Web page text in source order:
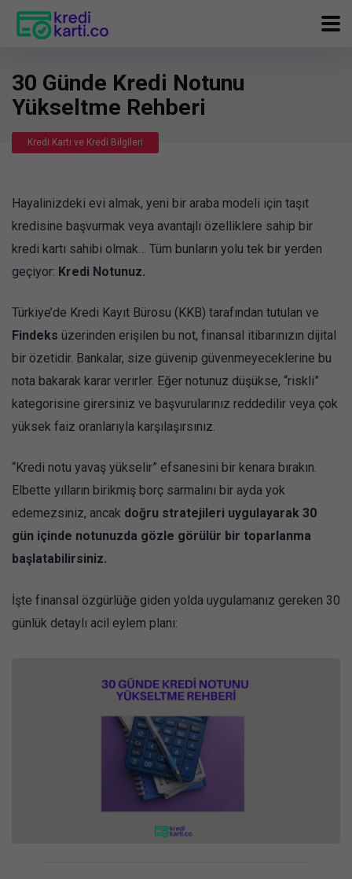
30 Günde Kredi Notunu
Yükseltme Rehberi
Kredi Kartı ve Kredi Bilgileri
Hayalinizdeki evi almak, yeni bir araba modeli için taşıt
kredisine başvurmak veya avantajlı özelliklere sahip bir
kredi kartı sahibi olmak… Tüm bunların yolu tek bir yerden
geçiyor: Kredi Notunuz.
Türkiye’de Kredi Kayıt Bürosu (KKB) tarafından tutulan ve
Findeks üzerinden erişilen bu not, finansal itibarınızın dijital
bir özetidir. Bankalar, size güvenip güvenmeyeceklerine bu
nota bakarak karar verirler. Eğer notunuz düşükse, “riskli”
kategorisine girersiniz ve başvurularınız reddedilir veya çok
yüksek faiz oranlarıyla karşılaşırsınız.
“Kredi notu yavaş yükselir” efsanesini bir kenara bırakın.
Elbette yılların birikmiş borç sarmalını bir ayda yok
edemezsiniz, ancak doğru stratejileri uygulayarak 30
gün içinde notunuzda gözle görülür bir toparlanma
başlatabilirsiniz.
İşte finansal özgürlüğe giden yolda uygulamanız gereken 30
günlük detaylı acil eylem planı: